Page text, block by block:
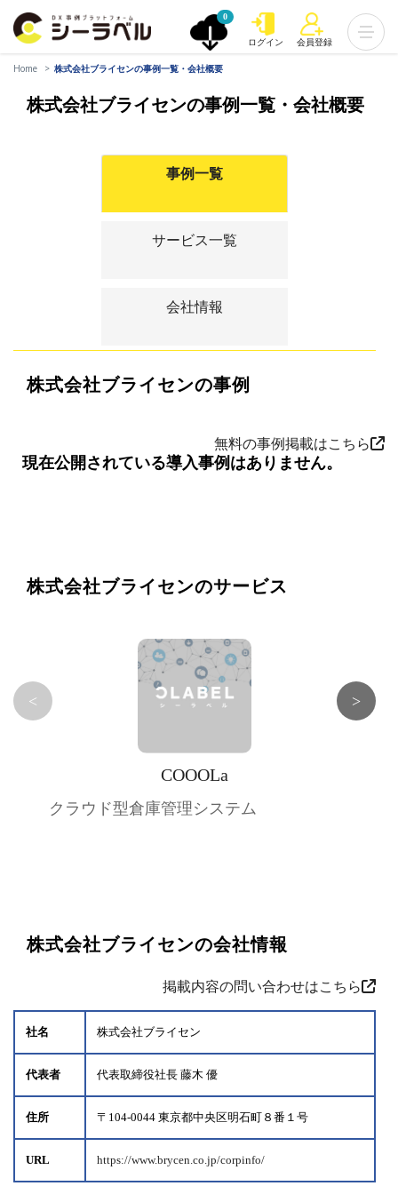
0
ログイン 会員登録
Home 株式会社ブライセンの事例一覧・会社概要
株式会社ブライセンの事例一覧・会社概要
事例一覧
サービス一覧
会社情報
株式会社ブライセンの事例
無料の事例掲載はこちら
現在公開されている導入事例はありません。
株式会社ブライセンのサービス
COOOLa
クラウド型倉庫管理システム
< >
株式会社ブライセンの会社情報
掲載内容の問い合わせはこちら
社名 株式会社ブライセン
代表者 代表取締役社長 藤木 優
住所 〒104-0044 東京都中央区明石町８番１号
URL https://www.brycen.co.jp/corpinfo/